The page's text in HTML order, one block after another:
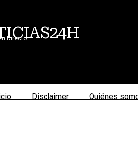
Directo
Disclaimer Quiénes